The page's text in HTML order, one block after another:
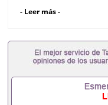
学历认证办理学生卡
凭办理德国文凭 一
绩单+留学回国人
雅思。（全套留学
读证明，学生卡等
甚至是申请工签都
- Leer más -